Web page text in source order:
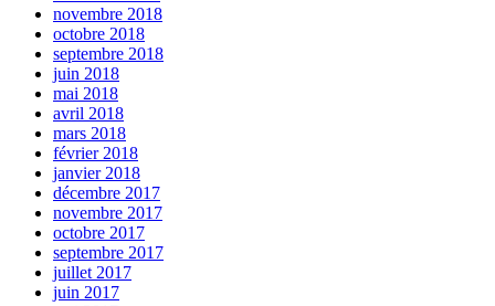
novembre 2018
octobre 2018
septembre 2018
juin 2018
mai 2018
avril 2018
mars 2018
février 2018
janvier 2018
décembre 2017
novembre 2017
octobre 2017
septembre 2017
juillet 2017
juin 2017